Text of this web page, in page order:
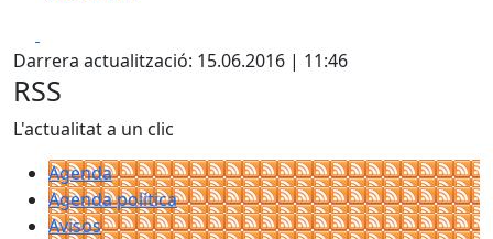
Darrera actualització: 15.06.2016 | 11:46
RSS
L'actualitat a un clic
Agenda
Agenda política
Avisos